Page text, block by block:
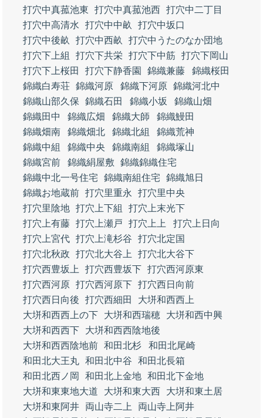
打穴中真菰池東
打穴中真菰池西 打穴中二丁目
打穴中高清水
打穴中中畝
打穴中坂口
打穴中後畝
打穴中西畝
打穴中うたのなか団地
打穴下上組
打穴下共栄 打穴下中筋 打穴下岡山
打穴下上桜田
打穴下静香園 錦織兼藤
錦織桜田
錦織白寿荘 錦織河原 錦織下河原 錦織河北中
錦織山部久保
錦織石田 錦織小坂
錦織山畑
錦織田中
錦織広畑 錦織大師
錦織鰻田
錦織畑南
錦織畑北 錦織北組
錦織荒神
錦織中組
錦織中央 錦織南組
錦織塚山
錦織宮前
錦織絹屋敷
錦織錦織住宅
錦織中北一号住宅
錦織南組住宅
錦織旭日
錦織お地蔵前 打穴里重永
打穴里中央
打穴里陰地 打穴上下組
打穴上末光下
打穴上有藤 打穴上瀬戸 打穴上上
打穴上日向
打穴上宮代 打穴上滝杉谷
打穴北定国
打穴北秋政
打穴北大谷上
打穴北大谷下
打穴西豊坂上
打穴西豊坂下 打穴西河原東
打穴西河原 打穴西河原下 打穴西日向前
打穴西日向後
打穴西細田
大垪和西西上
大垪和西西上の下
大垪和西瑞穂
大垪和西中興
大垪和西西下
大垪和西西陰地後
大垪和西西陰地前 和田北杉
和田北尾崎
和田北大王丸 和田北中谷
和田北長箱
和田北西ノ岡
和田北上金地 和田北下金地
大垪和東東地大道
大垪和東大西
大垪和東土居
大垪和東阿井
両山寺二上
両山寺上阿井